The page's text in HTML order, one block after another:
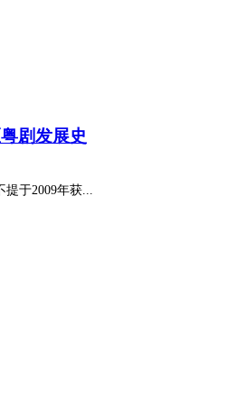
剧发展史
于2009年获...